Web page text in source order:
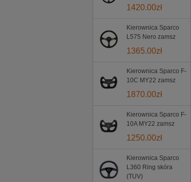
1420.00zł
Kierownica Sparco
L575 Nero zamsz
1365.00zł
Kierownica Sparco F-
10C MY22 zamsz
1870.00zł
Kierownica Sparco F-
10A MY22 zamsz
1250.00zł
Kierownica Sparco
L360 Ring skóra
(TUV)